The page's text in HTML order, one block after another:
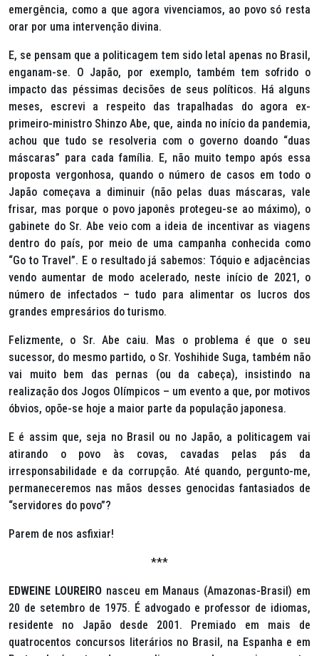
emergência, como a que agora vivenciamos, ao povo só resta
orar por uma intervenção divina.
E, se pensam que a politicagem tem sido letal apenas no Brasil,
enganam-se. O Japão, por exemplo, também tem sofrido o
impacto das péssimas decisões de seus políticos. Há alguns
meses, escrevi a respeito das trapalhadas do agora ex-
primeiro-ministro Shinzo Abe, que, ainda no início da pandemia,
achou que tudo se resolveria com o governo doando “duas
máscaras” para cada família. E, não muito tempo após essa
proposta vergonhosa, quando o número de casos em todo o
Japão começava a diminuir (não pelas duas máscaras, vale
frisar, mas porque o povo japonês protegeu-se ao máximo), o
gabinete do Sr. Abe veio com a ideia de incentivar as viagens
dentro do país, por meio de uma campanha conhecida como
“Go to Travel”. E o resultado já sabemos: Tóquio e adjacências
vendo aumentar de modo acelerado, neste início de 2021, o
número de infectados – tudo para alimentar os lucros dos
grandes empresários do turismo.
Felizmente, o Sr. Abe caiu. Mas o problema é que o seu
sucessor, do mesmo partido, o Sr. Yoshihide Suga, também não
vai muito bem das pernas (ou da cabeça), insistindo na
realização dos Jogos Olímpicos – um evento a que, por motivos
óbvios, opõe-se hoje a maior parte da população japonesa.
E é assim que, seja no Brasil ou no Japão, a politicagem vai
atirando o povo às covas, cavadas pelas pás da
irresponsabilidade e da corrupção. Até quando, pergunto-me,
permaneceremos nas mãos desses genocidas fantasiados de
“servidores do povo”?
Parem de nos asfixiar!
***
EDWEINE LOUREIROnasceu em Manaus (Amazonas-Brasil) em
20 de setembro de 1975. É advogado e professor de idiomas,
residente no Japão desde 2001. Premiado em mais de
quatrocentos concursos literários no Brasil, na Espanha e em